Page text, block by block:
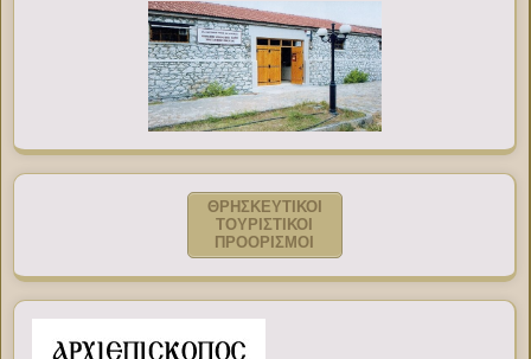
ΘΡΗΣΚΕΥΤΙΚΟΙ
ΤΟΥΡΙΣΤΙΚΟΙ
ΠΡΟΟΡΙΣΜΟΙ